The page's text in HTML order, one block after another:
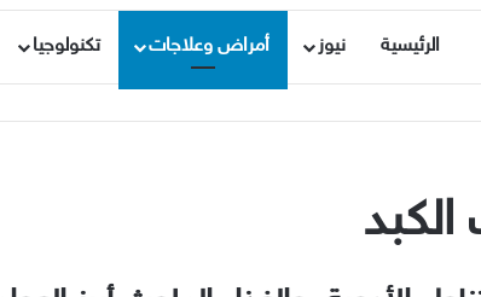
الرئيسية نيوز أمراض وعلاجات تكنولوجيا